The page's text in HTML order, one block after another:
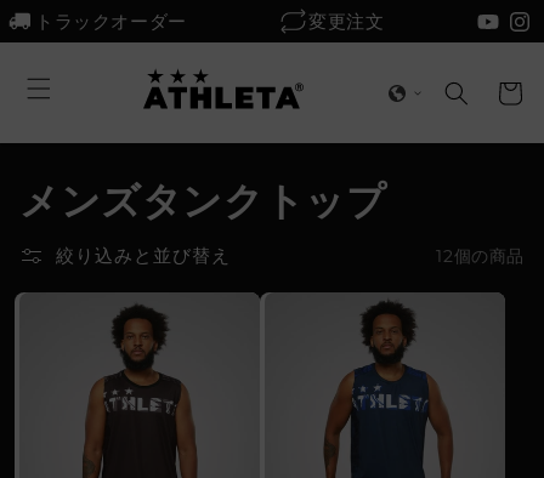
プ
バ
ンツに
進む
トラックオーダー 変更注文
ー
メンズタンクトップ
絞り込みと並び替え 12個の商品